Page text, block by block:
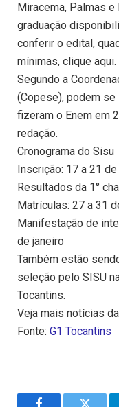
Miracema, Palmas
graduação
conferir o edital,
mínimas, clique aqui.
Segundo a
(Copese), podem
fizeram o Enem em
redação.
Cronograma do Sisu
Inscrição: 17 a 21 de
Resultados da 1°
Matrículas: 27 a 31
Manifestação de
de janeiro
Também estão
seleção pelo SISU
Tocantins.
Veja mais notícias
Fonte: G1 Tocantins